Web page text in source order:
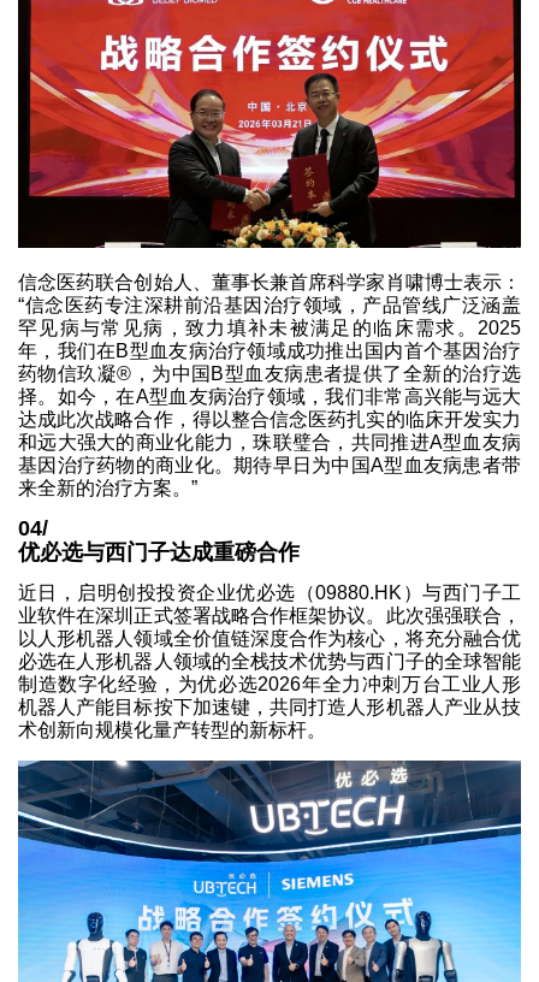
信念医药联合创始人、董事长兼首席科学家肖啸博士表示：
“信念医药专注深耕前沿基因治疗领域，产品管线广泛涵盖
罕见病与常见病，致力填补未被满足的临床需求。2025
年，我们在B型血友病治疗领域成功推出国内首个基因治疗
药物信玖凝®，为中国B型血友病患者提供了全新的治疗选
择。如今，在A型血友病治疗领域，我们非常高兴能与远大
达成此次战略合作，得以整合信念医药扎实的临床开发实力
和远大强大的商业化能力，珠联璧合，共同推进A型血友病
基因治疗药物的商业化。期待早日为中国A型血友病患者带
来全新的治疗方案。”
04/
优必选与西门子达成重磅合作
近日，启明创投投资企业优必选（09880.HK）与西门子工
业软件在深圳正式签署战略合作框架协议。此次强强联合，
以人形机器人领域全价值链深度合作为核心，将充分融合优
必选在人形机器人领域的全栈技术优势与西门子的全球智能
制造数字化经验，为优必选2026年全力冲刺万台工业人形
机器人产能目标按下加速键，共同打造人形机器人产业从技
术创新向规模化量产转型的新标杆。